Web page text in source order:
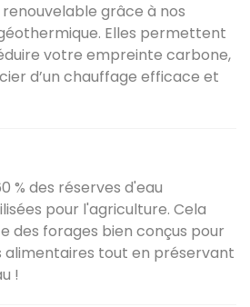
grâce à nos
Elles permettent
votre empreinte carbone,
d’un chauffage efficace et
% des réserves d'eau
pour l'agriculture. Cela
des forages bien conçus pour
alimentaires tout en préservant
!